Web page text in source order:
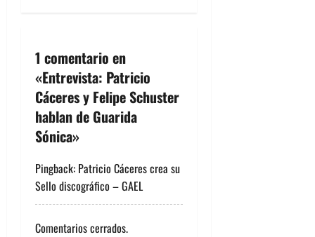
i
ó
n
d
e
e
1 comentario en
«Entrevista: Patricio
Cáceres y Felipe Schuster
hablan de Guarida
Sónica»
Pingback: Patricio Cáceres crea su
Sello discográfico – GAEL
Comentarios cerrados.